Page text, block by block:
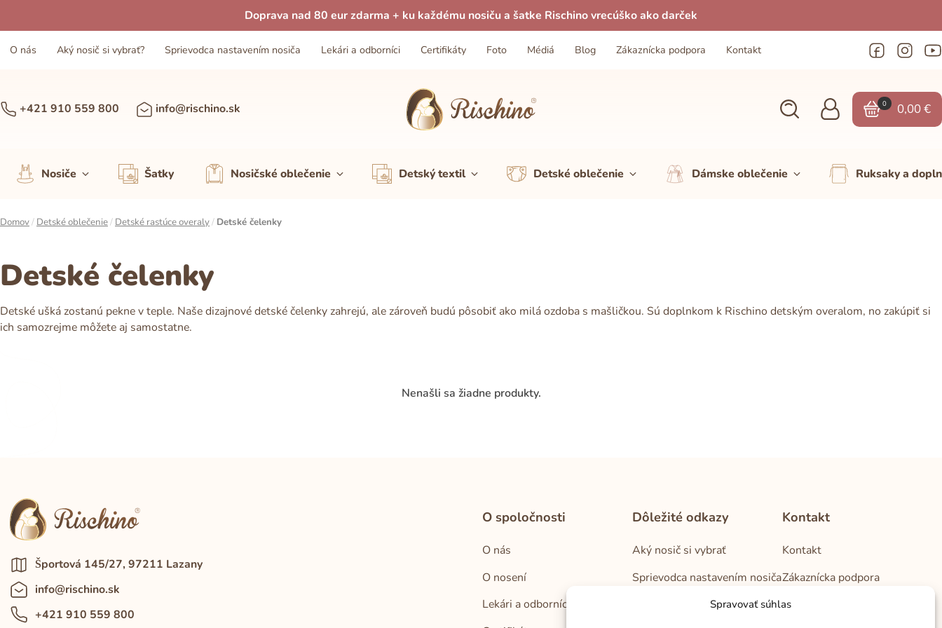
Spravovať súhlas
Doprava nad 80 eur zdarma + ku každému nosiču a šatke Rischino vrecúško ako darček
O nás Aký nosič si vybrať? Sprievodca nastavením nosiča Lekári a odborníci Certifikáty Foto Médiá Blog Zákaznícka podpora Kontakt
+421 910 559 800 info@rischino.sk 0 0,00€
Nosiče Šatky Nosičské oblečenie Detský textil Detské oblečenie Dámske oblečenie Ruksaky a
Domov/ Detské oblečenie/ Detské rastúce overaly/ Detské čelenky
Detské čelenky
Detské ušká zostanú pekne v teple. Naše dizajnové detské čelenky zahrejú, ale zároveň budú pôsobiť ako milá ozdoba s mašličkou. Sú doplnkom k Rischino detským overalom, no zakúpiť si
ich samozrejme môžete aj samostatne.
Nenašli sa žiadne produkty.
Športová 145/27, 97211 Lazany
info@rischino.sk
+421 910 559 800
O spoločnosti
O nás
O nosení
Lekári a odborníci
Dôležité odkazy
Aký nosič si vybrať
Sprievodca nastavením nosiča
Obchodné podmienky
Kontakt
Kontakt
Zákaznícka podpora
Veľkoobchod